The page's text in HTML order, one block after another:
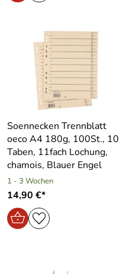
Soennecken Trennblatt
oeco A4 180g, 100St., 10
Taben, 11fach Lochung,
chamois, Blauer Engel
1 - 3 Wochen
14,90 €*